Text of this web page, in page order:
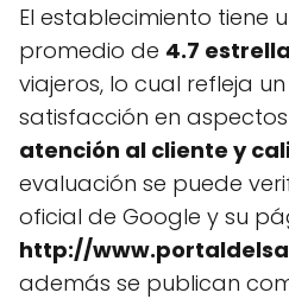
El establecimiento tiene
promedio de 4.7
viajeros, lo cual refleja
satisfacción en
atención al cliente y
evaluación se puede
oficial de Google y su
http://
además se publican